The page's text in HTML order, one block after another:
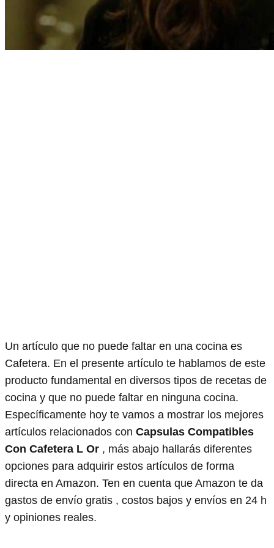
Un artículo que no puede faltar en una cocina es
Cafetera. En el presente artículo te hablamos de este
producto fundamental en diversos tipos de recetas de
cocina y que no puede faltar en ninguna cocina.
Específicamente hoy te vamos a mostrar los mejores
artículos relacionados con Capsulas Compatibles
Con Cafetera L Or , más abajo hallarás diferentes
opciones para adquirir estos artículos de forma
directa en Amazon. Ten en cuenta que Amazon te da
gastos de envío gratis , costos bajos y envíos en 24 h
y opiniones reales.